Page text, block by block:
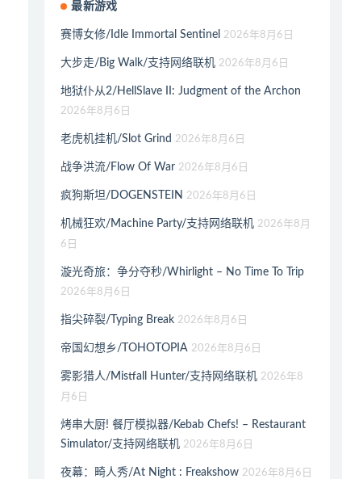
最新游戏
赛博女修/Idle Immortal Sentinel 2026年8月6日
大步走/Big Walk/支持网络联机 2026年8月6日
地狱仆从2/HellSlave II: Judgment of the Archon
2026年8月6日
老虎机挂机/Slot Grind 2026年8月6日
战争洪流/Flow Of War 2026年8月6日
疯狗斯坦/DOGENSTEIN 2026年8月6日
机械狂欢/Machine Party/支持网络联机 2026年8月
6日
漩光奇旅：争分夺秒/Whirlight – No Time To Trip
2026年8月6日
指尖碎裂/Typing Break 2026年8月6日
帝国幻想乡/TOHOTOPIA 2026年8月6日
雾影猎人/Mistfall Hunter/支持网络联机 2026年8
月6日
烤串大厨! 餐厅模拟器/Kebab Chefs! – Restaurant
Simulator/支持网络联机 2026年8月6日
夜幕：畸人秀/At Night : Freakshow 2026年8月6日